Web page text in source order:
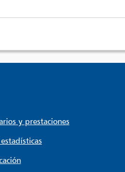
y prestaciones